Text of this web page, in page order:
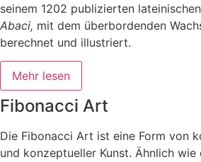
seinem 1202 publizierten
Abaci, mit dem überbordenden
berechnet und illustriert.
Mehr lesen
Fibonacci Art
Die Fibonacci Art ist eine Form von
und konzeptueller Kunst. Ähnlich